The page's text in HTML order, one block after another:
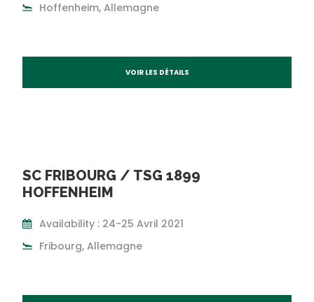
Hoffenheim, Allemagne
VOIR LES DÉTAILS
SC FRIBOURG / TSG 1899
HOFFENHEIM
Availability : 24-25 Avril 2021
Fribourg, Allemagne